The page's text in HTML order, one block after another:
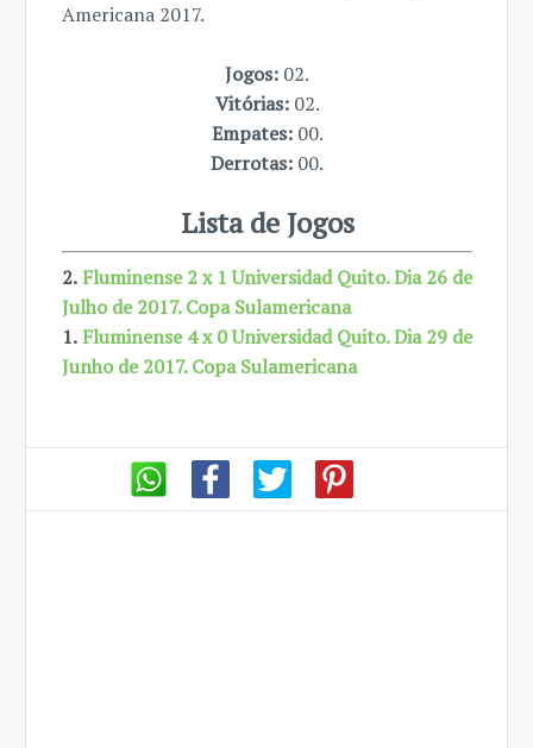
Americana 2017.
Jogos: 02.
Vitórias: 02.
Empates: 00.
Derrotas: 00.
Lista de Jogos
2. Fluminense 2 x 1 Universidad Quito. Dia 26 de
Julho de 2017. Copa Sulamericana
1. Fluminense 4 x 0 Universidad Quito. Dia 29 de
Junho de 2017. Copa Sulamericana